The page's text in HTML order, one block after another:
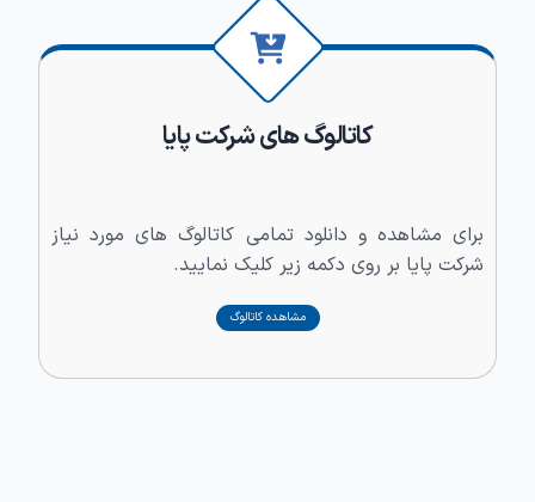
کاتالوگ های شرکت پایا
برای مشاهده و دانلود تمامی کاتالوگ های مورد نیاز
شرکت پایا بر روی دکمه زیر کلیک نمایید.
مشاهده کاتالوگ